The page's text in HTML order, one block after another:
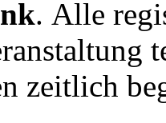
. Alle
zeitlich